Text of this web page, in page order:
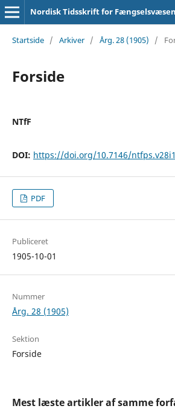
Nordisk Tidsskrift for
Startside / Arkiver / Årg. 28 (1905) /
Forside
NTfF
DOI: https://doi.org/10.7146/
PDF
Publiceret
1905-10-01
Nummer
Årg. 28 (1905)
Sektion
Forside
Mest læste artikler af samme